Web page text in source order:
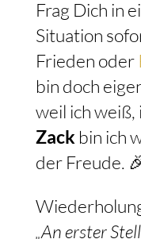
Frag Dich in
Situation
Frieden oder
bin doch
Zack bin ich
der Freude.
„An erster